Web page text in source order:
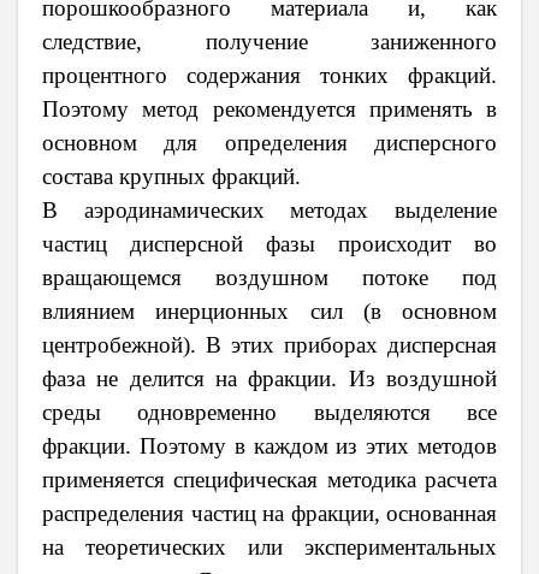
порошкообразного материала и, как
следствие, получение заниженного
процентного содержания тонких фракций.
Поэтому метод рекомендуется применять в
основном для определения дисперсного
состава крупных фракций.
В аэродинамических методах выделение
частиц дисперсной фазы происходит во
вращающемся воздушном потоке под
влиянием инерционных сил (в основном
центробежной). В этих приборах дисперсная
фаза не делится на фракции. Из воздушной
среды одновременно выделяются все
фракции. Поэтому в каждом из этих методов
применяется специфическая методика расчета
распределения частиц на фракции, основанная
на теоретических или экспериментальных